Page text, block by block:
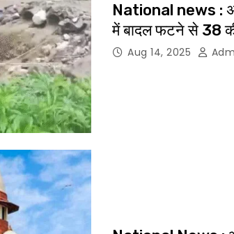
National news :
में बादल फटने से 38
Aug 14, 2025